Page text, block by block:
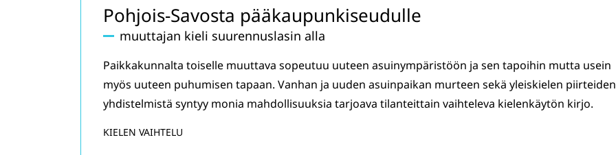
Pohjois-Savosta pääkaupunkiseudulle
muuttajan kieli suurennuslasin alla
Paikkakunnalta toiselle muuttava sopeutuu uuteen asuinympäristöön ja sen tapoihin mutta usein
myös uuteen puhumisen tapaan. Vanhan ja uuden asuinpaikan murteen sekä yleiskielen piirteiden
yhdistelmistä syntyy monia mahdollisuuksia tarjoava tilanteittain vaihteleva kielenkäytön kirjo.
KIELEN VAIHTELU